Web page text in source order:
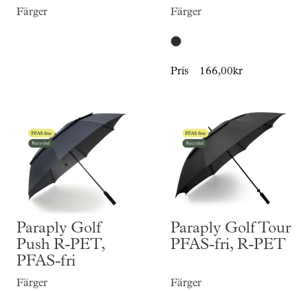
Färger Färger
Pris 166,00kr
Paraply Golf
Push R-PET,
PFAS-fri
Färger
Paraply Golf Tour
PFAS-fri, R-PET
Färger